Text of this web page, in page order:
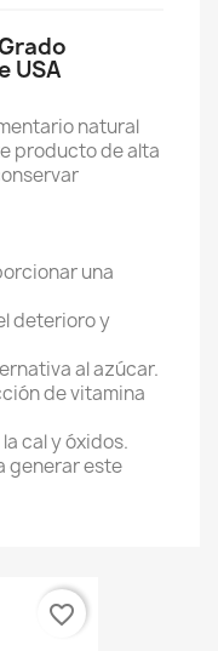
USA
natural
producto de alta
una
deterioro y
al azúcar.
de vitamina
cal y óxidos.
generar este
favorite_border